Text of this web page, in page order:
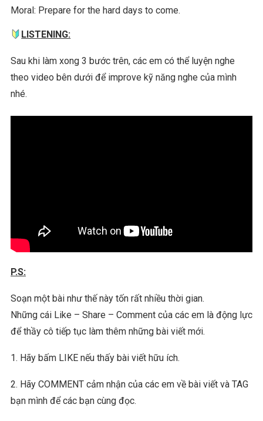
Moral: Prepare for the hard days to come.
LISTENING:
Sau khi làm xong 3 bước trên, các em có thể luyện nghe
theo video bên dưới để improve kỹ năng nghe của mình
nhé.
P.S:
Soạn một bài như thế này tốn rất nhiều thời gian.
Những cái Like – Share – Comment của các em là động lực
để thầy cô tiếp tục làm thêm những bài viết mới.
1. Hãy bấm LIKE nếu thấy bài viết hữu ích.
2. Hãy COMMENT cảm nhận của các em về bài viết và TAG
bạn mình để các bạn cùng đọc.